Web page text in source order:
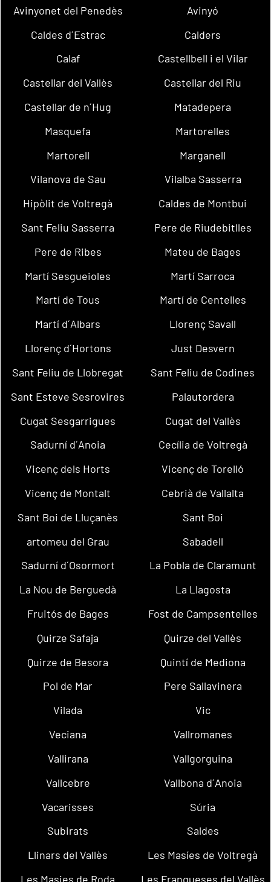
Avinyonet del Penedès
Avinyó
Caldes d´Estrac
Calders
Calaf
Castellbell i el Vilar
Castellar del Vallès
Castellar del Riu
Castellar de n´Hug
Matadepera
Masquefa
Martorelles
Martorell
Marganell
Vilanova de Sau
Vilalba Sasserra
Hipòlit de Voltregà
Caldes de Montbui
Sant Feliu Sasserra
Pere de Riudebitlles
Pere de Ribes
Mateu de Bages
Martí Sesgueioles
Martí Sarroca
Martí de Tous
Martí de Centelles
Martí d´Albars
Llorenç Savall
Llorenç d´Hortons
Just Desvern
Sant Feliu de Llobregat
Sant Feliu de Codines
Sant Esteve Sesrovires
Palautordera
Cugat Sesgarrigues
Cugat del Vallès
Sadurní d´Anoia
Cecília de Voltregà
Vicenç dels Horts
Vicenç de Torelló
Vicenç de Montalt
Cebrià de Vallalta
Sant Boi de Lluçanès
Sant Boi
artomeu del Grau
Sabadell
Sadurní d´Osormort
La Pobla de Claramunt
La Nou de Berguedà
La Llagosta
Fruitós de Bages
Fost de Campsentelles
Quirze Safaja
Quirze del Vallès
Quirze de Besora
Quintí de Mediona
Pol de Mar
Pere Sallavinera
Vilada
Vic
Veciana
Vallromanes
Vallirana
Vallgorguina
Vallcebre
Vallbona d´Anoia
Vacarisses
Súria
Subirats
Saldes
Llinars del Vallès
Les Masíes de Voltregà
Les Masies de Roda
Les Franqueses del Vallès